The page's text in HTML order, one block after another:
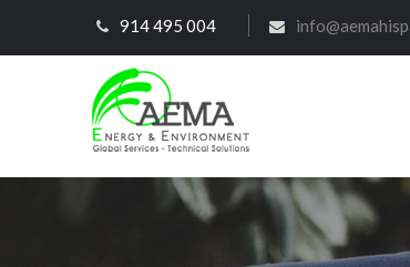
914 495 004